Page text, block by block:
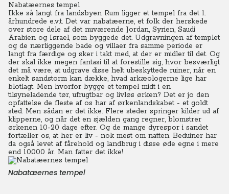
Nabatæernes tempel
Ikke så langt fra landsbyen Rum ligger et tempel fra det 1.
århundrede e.v.t. Det var nabatæerne, et folk der herskede
over store dele af det nuværende Jordan, Syrien, Saudi
Arabien og Israel, som byggede det. Udgravningen af templet
og de nærliggende bade og villaer fra samme periode er
langt fra færdige og sker i takt med, at der er midler til det. Og
der skal ikke megen fantasi til at forestille sig, hvor besværligt
det må være, at udgrave disse helt ubeskyttede ruiner, når en
enkelt sandstorm kan dække, hvad arkæologerne lige har
blotlagt. Men hvorfor bygge et tempel midt i en
tilsyneladende tør, ufrugtbar og livløs ørken? Det er jo den
opfattelse de fleste af os har af ørkenlandskabet - et goldt
sted. Men sådan er det ikke. Flere steder springer kilder ud af
klipperne, og når det en sjælden gang regner, blomstrer
ørkenen 10-20 dage efter. Og de mange dyrespor i sandet
fortæller os, at her er liv - nok mest om natten. Beduiner har
da også levet af fårehold og landbrug i disse øde egne i mere
end 10.000 år. Man fatter det ikke!
Nabatæernes tempel